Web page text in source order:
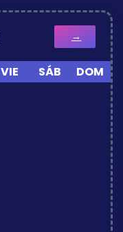
→
VIE SÁB DOM